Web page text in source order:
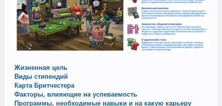
Жизненная цель
Виды стипендий
Карта Бритчестера
Факторы, влияющие на успеваемость
Программы, необходимые навыки и на какую карьеру